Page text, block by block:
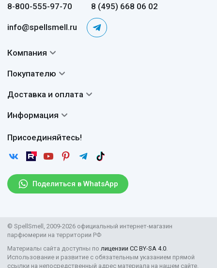
8-800-555-97-70 8 (495) 668 06 02
info@spellsmell.ru
Поделиться в WhatsApp
Присоединяйтесь!
Компания
Авторы
Сертификаты
Покупателю
Вопросы и ответы
Отзывы
Статьи
Рассылка
Доставка и оплата
Доставка
Возврат
Информация
Пользовательское соглашение
Защита персональных данных
Правила продажи товаров (Постановление Правительства
Поставщикам
© SpellSmell, 2009-2026 официальный интернет-магазин
парфюмерии на территории РФ
Материалы сайта доступны по лицензии CC BY-SA 4.0.
Использование и развитие с обязательным указанием прямой
ссылки на непосредственный адрес материала на нашем сайте.